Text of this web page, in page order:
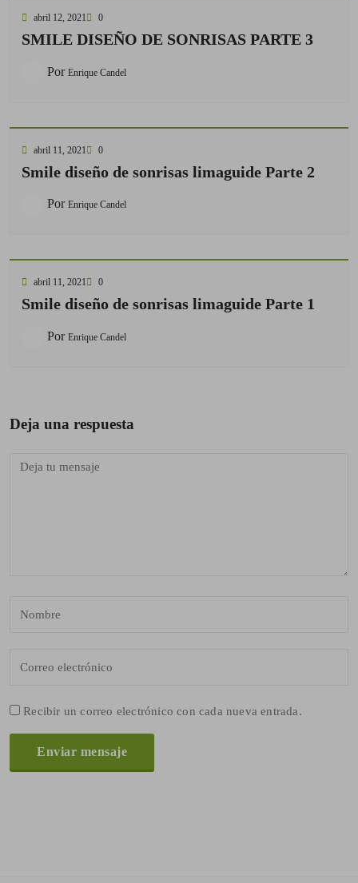
abril 12, 2021 0
SMILE DISEÑO DE SONRISAS PARTE 3
Por Enrique Candel
abril 11, 2021 0
Smile diseño de sonrisas limaguide Parte 2
Por Enrique Candel
abril 11, 2021 0
Smile diseño de sonrisas limaguide Parte 1
Por Enrique Candel
Deja una respuesta
Recibir un correo electrónico con cada nueva entrada.